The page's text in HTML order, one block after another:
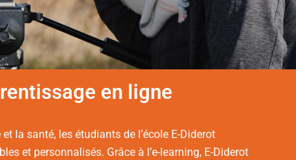
en ligne
la santé, les étudiants de l’école E-Diderot
et personnalisés. Grâce à l’e-learning, E-Diderot